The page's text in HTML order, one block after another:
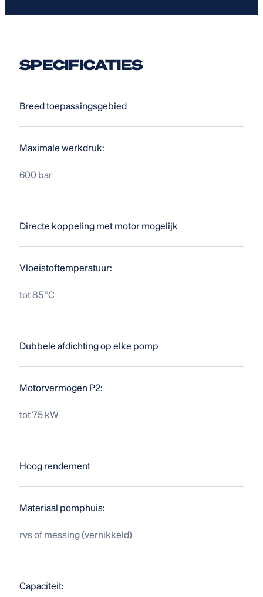
SPECIFICATIES
Breed toepassingsgebied
Maximale werkdruk:
600 bar
Directe koppeling met motor mogelijk
Vloeistoftemperatuur:
tot 85 °C
Dubbele afdichting op elke pomp
Motorvermogen P2:
tot 75 kW
Hoog rendement
Materiaal pomphuis:
rvs of messing (vernikkeld)
Capaciteit: